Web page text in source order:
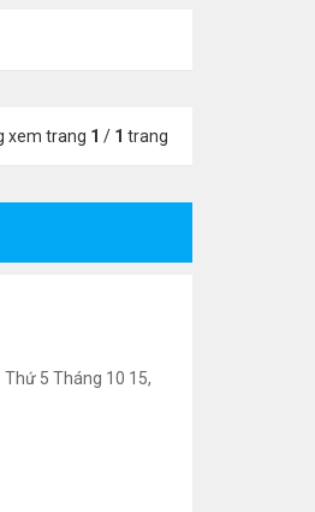
xem trang 1 / 1 trang
Thứ 5 Tháng 10 15,